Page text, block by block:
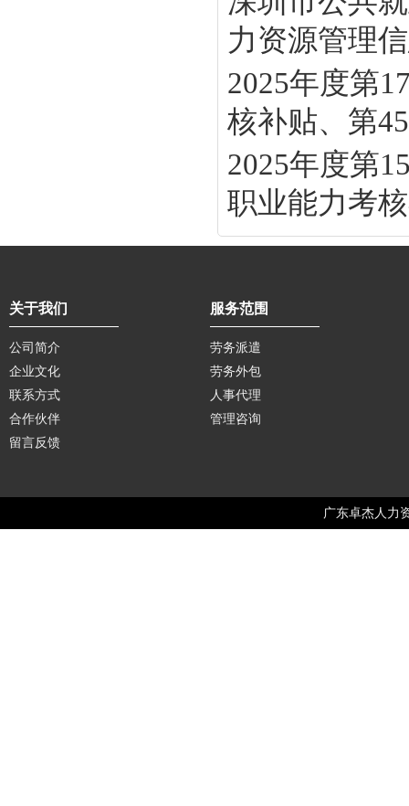
力资源管理
2025年度第
核补贴、第
2025年度第
职业能力考
关于我们
公司简介
企业文化
联系方式
合作伙伴
留言反馈
服务范围
劳务派遣
劳务外包
人事代理
管理咨询
广东卓杰人力